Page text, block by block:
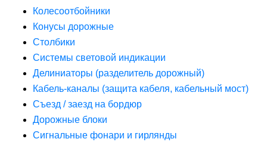
Колесоотбойники
Конусы дорожные
Столбики
Системы световой индикации
Делиниаторы (разделитель дорожный)
Кабель-каналы (защита кабеля, кабельный мост)
Съезд / заезд на бордюр
Дорожные блоки
Сигнальные фонари и гирлянды